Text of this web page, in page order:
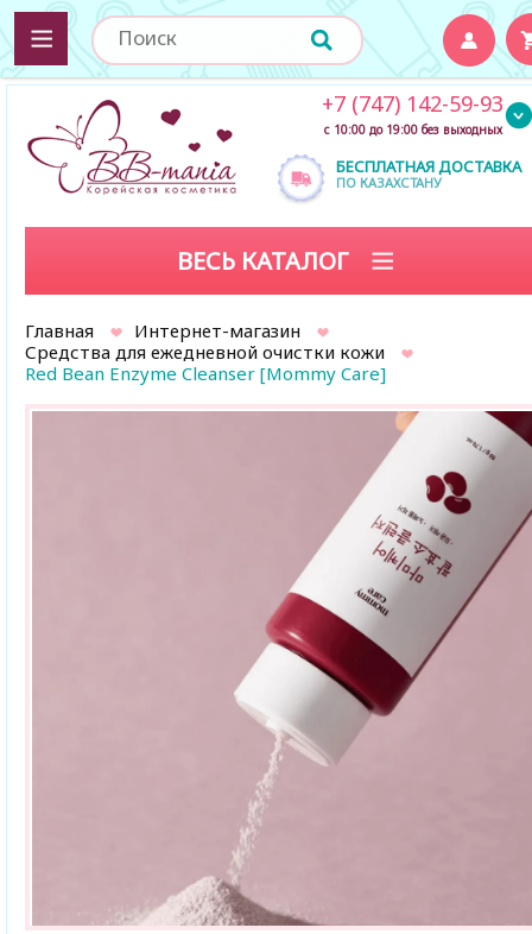
БЕСПЛАТНАЯ ДОСТАВКА
ПО КАЗАХСТАНУ
+7 (747) 142-59-93
с 10:00 до 19:00 без выходных
ВЕСЬ КАТАЛОГ
Главная
Интернет-магазин
Средства для ежедневной очистки кожи
Red Bean Enzyme Cleanser [Mommy Care]